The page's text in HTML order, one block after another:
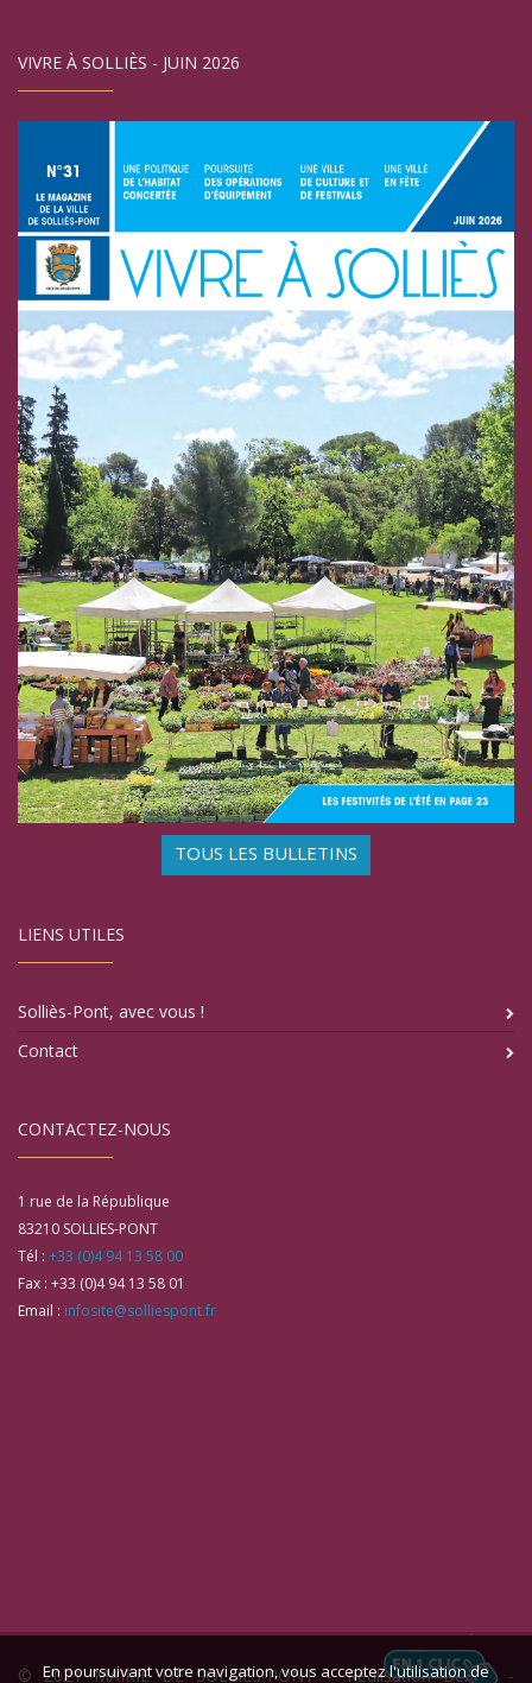
VIVRE À SOLLIÈS - JUIN 2026
TOUS LES BULLETINS
LIENS UTILES
Solliès-Pont, avec vous !
Contact
CONTACTEZ-NOUS
1 rue de la République
83210 SOLLIES-PONT
Tél : +33 (0)4 94 13 58 00
Fax : +33 (0)4 94 13 58 01
Email : infosite@solliespont.fr
© 2021 MAIRIE DE SOLLIES-PONT -Réalisation Bexter-
En poursuivant votre navigation, vous acceptez l'utilisation de